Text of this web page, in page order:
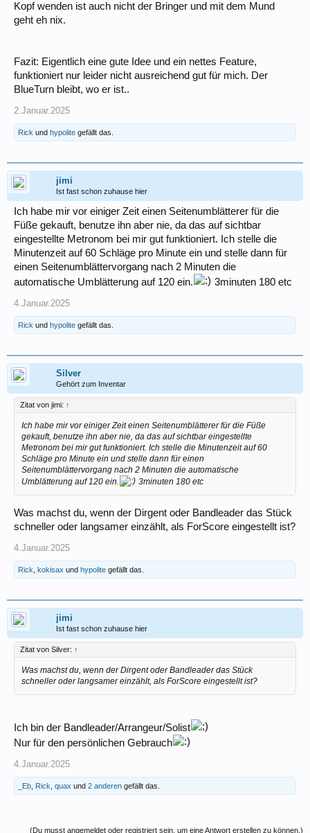
Kopf wenden ist auch nicht der Bringer und mit dem Mund
geht eh nix.
Fazit: Eigentlich eine gute Idee und ein nettes Feature,
funktioniert nur leider nicht ausreichend gut für mich. Der
BlueTurn bleibt, wo er ist..
2.Januar.2025
Rick und hypolite gefällt das.
jimi
Ist fast schon zuhause hier
Ich habe mir vor einiger Zeit einen Seitenumblätterer für die
Füße gekauft, benutze ihn aber nie, da das auf sichtbar
eingestellte Metronom bei mir gut funktioniert. Ich stelle die
Minutenzeit auf 60 Schläge pro Minute ein und stelle dann für
einen Seitenumblättervorgang nach 2 Minuten die
automatische Umblätterung auf 120 ein.
3minuten 180 etc
4.Januar.2025
Rick und hypolite gefällt das.
Silver
Gehört zum Inventar
Zitat von jimi: ↑
Ich habe mir vor einiger Zeit einen Seitenumblätterer für die Füße
gekauft, benutze ihn aber nie, da das auf sichtbar eingestellte
Metronom bei mir gut funktioniert. Ich stelle die Minutenzeit auf 60
Schläge pro Minute ein und stelle dann für einen
Seitenumblättervorgang nach 2 Minuten die automatische
Umblätterung auf 120 ein.
3minuten 180 etc
Was machst du, wenn der Dirgent oder Bandleader das Stück
schneller oder langsamer einzählt, als ForScore eingestellt ist?
4.Januar.2025
Rick kokisax und hypolite gefällt das.
jimi
Ist fast schon zuhause hier
Zitat von Silver: ↑
Was machst du, wenn der Dirgent oder Bandleader das Stück
schneller oder langsamer einzählt, als ForScore eingestellt ist?
Ich bin der Bandleader/Arrangeur/Solist
Nur für den persönlichen Gebrauch
4.Januar.2025
_Eb Rick quax und 2 anderen gefällt das.
(Du musst angemeldet oder registriert sein, um eine Antwort erstellen zu können.)